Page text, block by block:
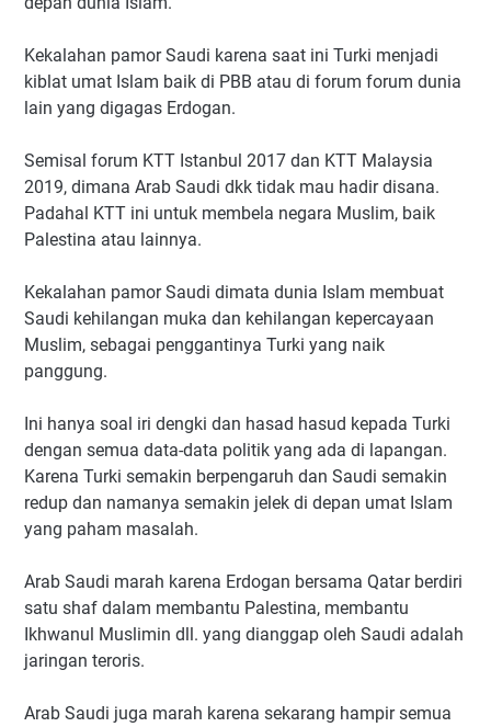
Kekalahan pamor Saudi karena saat ini Turki menjadi
kiblat umat Islam baik di PBB atau di forum forum dunia
lain yang digagas Erdogan.
Semisal forum KTT Istanbul 2017 dan KTT Malaysia
2019, dimana Arab Saudi dkk tidak mau hadir disana.
Padahal KTT ini untuk membela negara Muslim, baik
Palestina atau lainnya.
Kekalahan pamor Saudi dimata dunia Islam membuat
Saudi kehilangan muka dan kehilangan kepercayaan
Muslim, sebagai penggantinya Turki yang naik
panggung.
Ini hanya soal iri dengki dan hasad hasud kepada Turki
dengan semua data-data politik yang ada di lapangan.
Karena Turki semakin berpengaruh dan Saudi semakin
redup dan namanya semakin jelek di depan umat Islam
yang paham masalah.
Arab Saudi marah karena Erdogan bersama Qatar berdiri
satu shaf dalam membantu Palestina, membantu
Ikhwanul Muslimin dll. yang dianggap oleh Saudi adalah
jaringan teroris.
Arab Saudi juga marah karena sekarang hampir semua